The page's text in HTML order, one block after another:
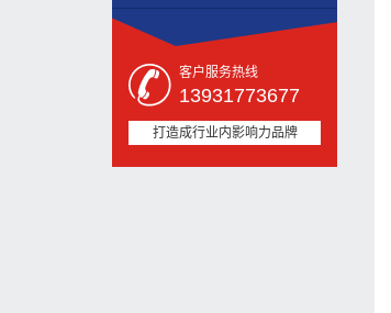
客户服务热线
13931773677
打造成行业内影响力品牌